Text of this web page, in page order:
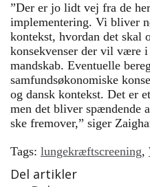
”Der er jo lidt vej fra de
implementering. Vi bliver
kontekst, hvordan det skal
konsekvenser der vil være
mandskab. Eventuelle
samfundsøkonomiske
og dansk kontekst. Det er
men det bliver spændende
ske fremover,” siger
Tags: lungekræftscreening,
Del artikler